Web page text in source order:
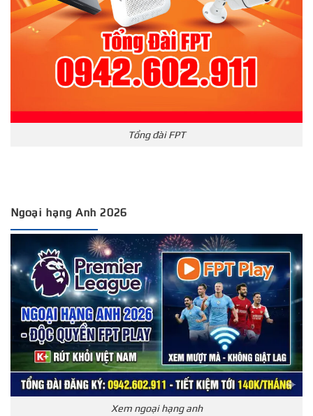
Tổng đài FPT
Ngoại hạng Anh 2026
Xem ngoại hạng anh